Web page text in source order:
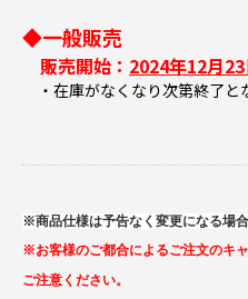
◆一般販売
販売開始： 2024年12月
・在庫がなくなり次第終了と
※商品仕様は予告なく変更になる場
※お客様のご都合によるご注文のキ
ご注意ください。